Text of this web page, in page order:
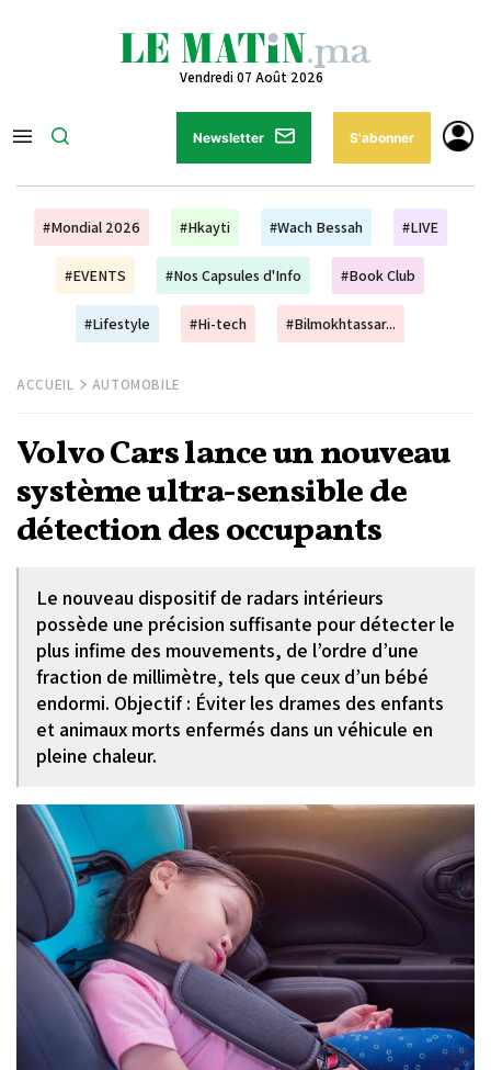
Vendredi 07 Août 2026
Newsletter S'abonner
#Mondial 2026 #Hkayti #Wach Bessah #LIVE
#EVENTS #Nos Capsules d'Info #Book Club
#Lifestyle #Hi-tech #Bilmokhtassar...
ACCUEIL AUTOMOBILE
Volvo Cars lance un nouveau
système ultra-sensible de
détection des occupants
Le nouveau dispositif de radars intérieurs
possède une précision suffisante pour détecter le
plus infime des mouvements, de l’ordre d’une
fraction de millimètre, tels que ceux d’un bébé
endormi. Objectif : Éviter les drames des enfants
et animaux morts enfermés dans un véhicule en
pleine chaleur.